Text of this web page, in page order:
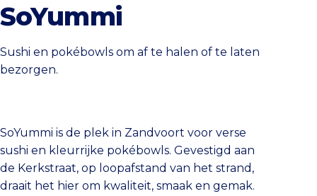
SoYummi
Sushi en pokébowls om af te halen of te laten
bezorgen.
SoYummi is de plek in Zandvoort voor verse
sushi en kleurrijke pokébowls. Gevestigd aan
de Kerkstraat, op loopafstand van het strand,
draait het hier om kwaliteit, smaak en gemak.